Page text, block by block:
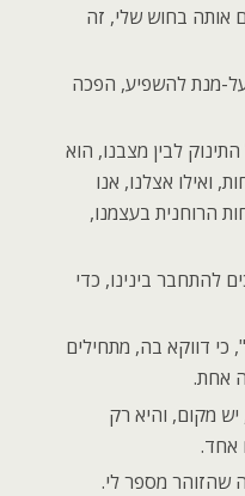
אותה בחוש שלי, זה
מנת להשפיע, הפכה
לבין מצבנו, הוא
ואילו אצלנו, אנו
הרוחנית בעצמנו,
להתחבר בינינו, כדי
כי דווקא בה, מתחילים
אחת.
יש מקום, והיא רק
אחד.
שהזוהר מספר לי.